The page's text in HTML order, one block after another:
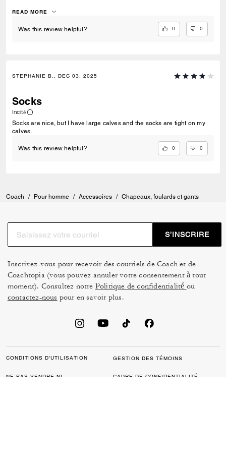
READ MORE
Was this review helpful? 0 0
STEPHANIE B., DEC 03, 2025
Socks
Incité
Socks are nice, but I have large calves and the socks are tight on my
calves.
Was this review helpful? 0 0
Coach / Pour homme / Accessoires / Chapeaux, foulards et gants
S’INSCRIRE
Inscrivez-vous pour recevoir des courriels de Coach et de
Coachtopia (vous pouvez annuler votre consentement à tout
moment). Consultez notre Politique de confidentialité ou
contactez-nous pour en savoir plus.
CONDITIONS D’UTILISATION GESTION DES TÉMOINS
NE PAS VENDRE NI
CADRE DE CONFIDENTIALITÉ